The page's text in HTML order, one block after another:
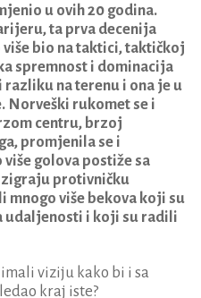
u ovih 20 godina.
ta prva decenija
bio na taktici, taktičkoj
spremnost i dominacija
na terenu i ona je u
Norveški rukomet se i
centru, brzoj
promjenila se i
golova postiže sa
protivničku
mnogo više bekova koji su
udaljenosti i koji su radili
viziju kako bi i sa
kraj iste?